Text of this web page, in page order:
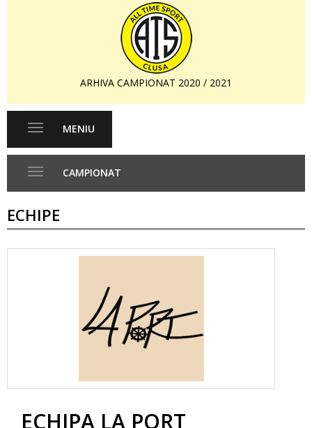
ARHIVA CAMPIONAT 2020 / 2021
Toggle
MENIU
CAMPIONAT
ECHIPE
ECHIPA LA PORT